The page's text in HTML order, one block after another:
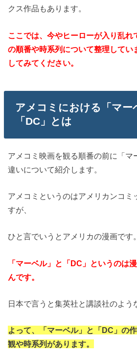
クス作品もあります。
ここでは、今やヒーローが入り乱れ
の順番や時系列について整理してい
してみてください。
アメコミにおける「マー
「DC」とは
アメコミ映画を観る順番の前に「マ
違いについて紹介します。
アメコミというのはアメリカンコミ
すが、
ひと言でいうとアメリカの漫画です。
「マーベル」と「DC」というのは
んです。
日本で言うと集英社と講談社のよう
よって、「マーベル」と「DC」の
観や時系列があります。